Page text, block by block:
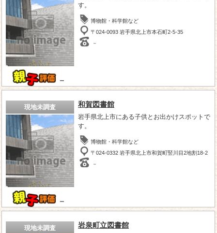
－
す。
博物館・科学館など
〒024-0093 岩手県北上市本石町2-5-35
－
現地未調査
－
和賀図書館
岩手県北上市にある子供とお出かけスポットで
す。
博物館・科学館など
〒024-0332 岩手県北上市和賀町竪川目2地割18-2
－
現地未調査 岩泉町立図書館